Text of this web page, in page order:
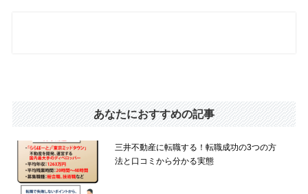
あなたにおすすめの記事
三井不動産に転職する！転職成功の3つの方
法と口コミから分かる実態